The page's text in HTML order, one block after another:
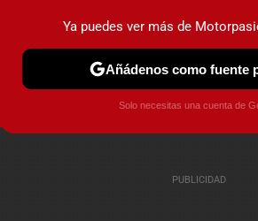
PRUEBAS COCHES ELÉCTRICOS
Ya puedes ver más de
Añádenos como fuente
Solo necesitas una cuenta de